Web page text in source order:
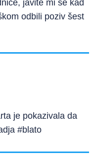
javite mi se kad
odbili poziv šest
je pokazivala da
#blato